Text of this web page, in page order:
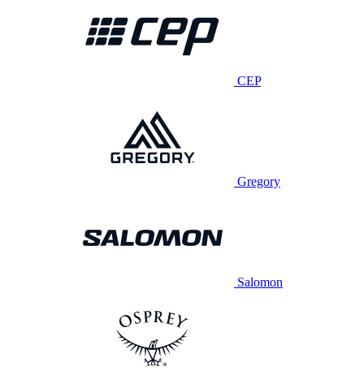
CEP
Gregory
Salomon